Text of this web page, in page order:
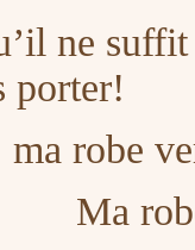
ne
porter!
ma robe
Ma